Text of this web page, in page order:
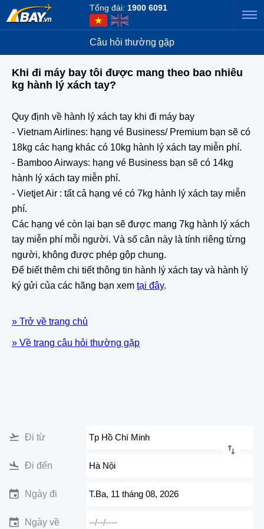
Tổng đài: 1900 6091
Câu hỏi thường gặp
Khi đi máy bay tôi được mang theo bao nhiêu
kg hành lý xách tay?
Quy định về hành lý xách tay khi đi máy bay
- Vietnam Airlines: hạng vé Business/ Premium bạn sẽ có
18kg các hạng khác có 10kg hành lý xách tay miễn phí.
- Bamboo Airways: hạng vé Business bạn sẽ có 14kg
hành lý xách tay miễn phí.
- Vietjet Air : tất cả hạng vé có 7kg hành lý xách tay miễn
phí.
Các hạng vé còn lại bạn sẽ được mang 7kg hành lý xách
tay miễn phí mỗi người. Và số cân này là tính riêng từng
người, không được phép gộp chung.
Để biết thêm chi tiết thông tin hành lý xách tay và hành lý
ký gửi của các hãng bạn xem tại đây.
» Trở về trang chủ
» Về trang câu hỏi thường gặp
Đi từ Tp Hồ Chí Minh
Đi đến Hà Nội
Ngày đi T.Ba, 11 tháng 08, 2026
Ngày về --/--/----